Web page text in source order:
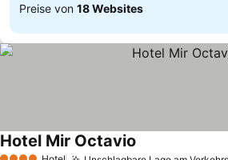
Preise von 18 Websites
Hotel Mir Octavio